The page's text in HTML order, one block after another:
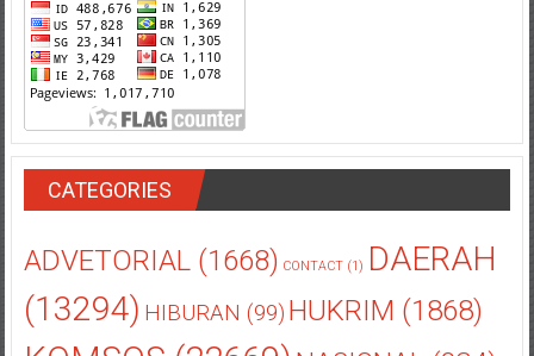
CATEGORIES
ADVETORIAL(1668) CONTACT(1) DAERAH
(13294) HIBURAN (99) HUKRIM (1868)